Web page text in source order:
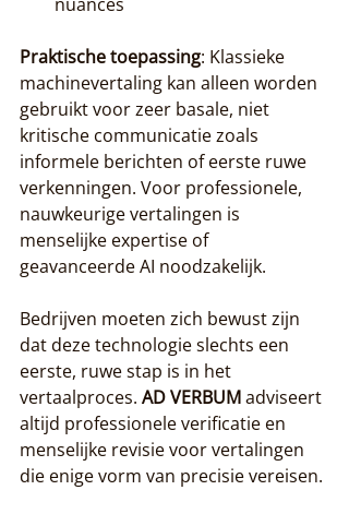
Praktische toepassing: Klassieke
machinevertaling kan alleen worden
gebruikt voor zeer basale, niet
kritische communicatie zoals
informele berichten of eerste ruwe
verkenningen. Voor professionele,
nauwkeurige vertalingen is
menselijke expertise of
geavanceerde AI noodzakelijk.
Bedrijven moeten zich bewust zijn
dat deze technologie slechts een
eerste, ruwe stap is in het
vertaalproces. AD VERBUM adviseert
altijd professionele verificatie en
menselijke revisie voor vertalingen
die enige vorm van precisie vereisen.